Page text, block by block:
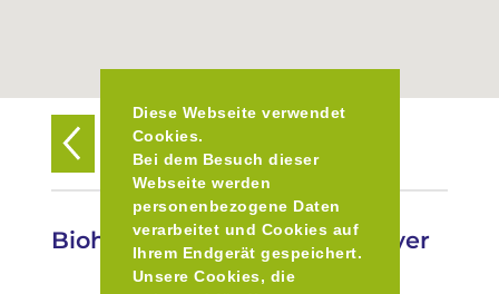
Diese Webseite verwendet
Cookies.
Bei dem Besuch dieser
Webseite werden
personenbezogene Daten
verarbeitet und Cookies auf
Ihrem Endgerät gespeichert.
Unsere Cookies, die
Zurück zur Übersicht
Biohof Hundszell R. Roth-Meyer